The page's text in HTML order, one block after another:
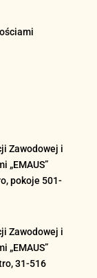
Zawodowej i
„EMAUS”
pokoje 501-
Zawodowej i
„EMAUS”
31-516